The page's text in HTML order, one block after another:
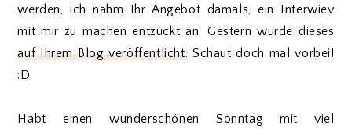
werden, ich nahm Ihr Angebot damals, ein Interwiev
mit mir zu machen entzückt an. Gestern wurde dieses
auf Ihrem Blog veröffentlicht. Schaut doch mal vorbei!
:D
Habt einen wunderschönen Sonntag mit viel